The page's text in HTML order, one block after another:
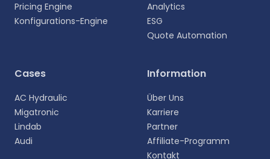
Wählen Sie Ihre Sprache aus
persönlichere Erfahrung.
Pricing Engine
Konfigurations-Engine
Analytics
ESG
Quote Automation
Cases
AC Hydraulic
Migatronic
Lindab
Audi
Information
Über Uns
Karriere
Partner
Affiliate-Programm
Kontakt